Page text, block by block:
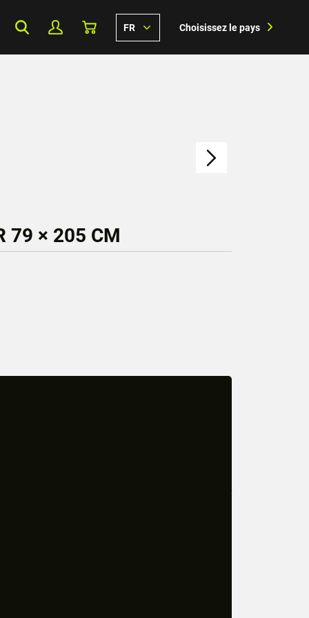
FR Choisissez le pays
79 × 205 CM